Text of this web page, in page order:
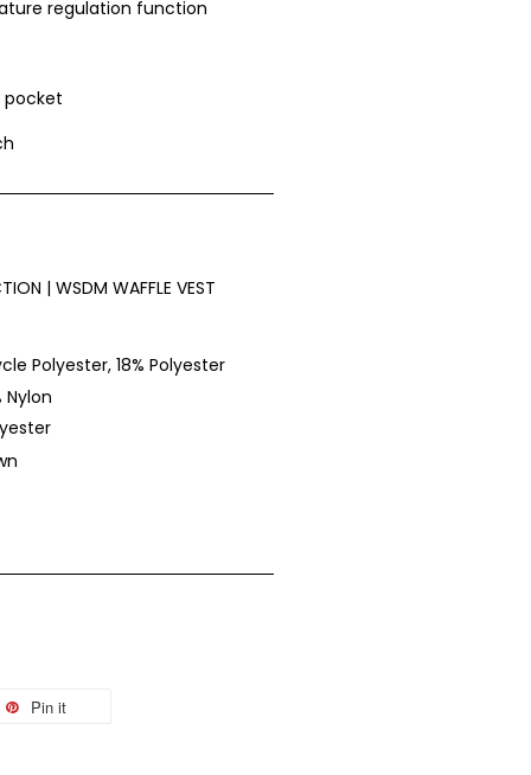
regulation function
pocket
| WSDM WAFFLE VEST
Polyester, 18% Polyester
Nylon
Pin it